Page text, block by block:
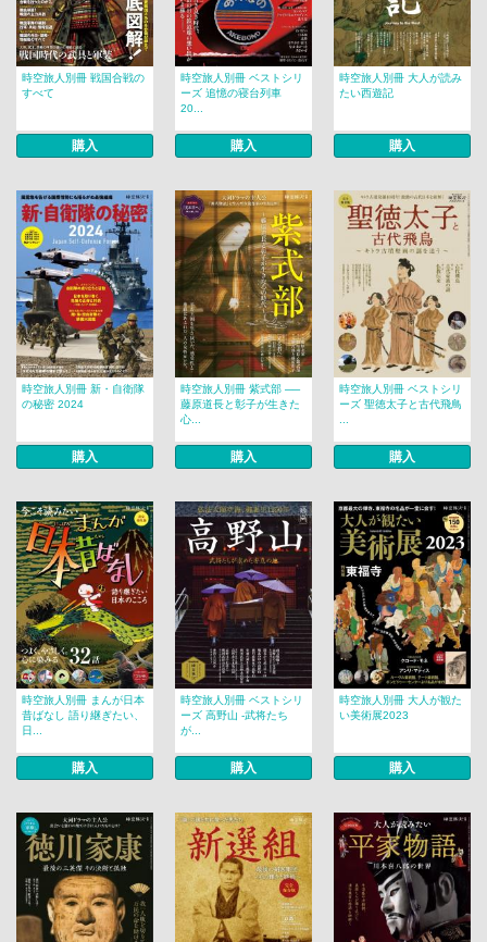
時空旅人別冊 戦国合戦の
すべて
購入
時空旅人別冊 ベストシリ
ーズ 追憶の寝台列車
20...
購入
時空旅人別冊 大人が読み
たい西遊記
購入
時空旅人別冊 新・自衛隊
の秘密 2024
購入
時空旅人別冊 紫式部 ──
藤原道長と彰子が生きた
心...
購入
時空旅人別冊 ベストシリ
ーズ 聖徳太子と古代飛鳥
...
購入
時空旅人別冊 まんが日本
昔ばなし 語り継ぎたい、
日...
購入
時空旅人別冊 ベストシリ
ーズ 高野山 -武将たち
が...
購入
時空旅人別冊 大人が観た
い美術展2023
購入